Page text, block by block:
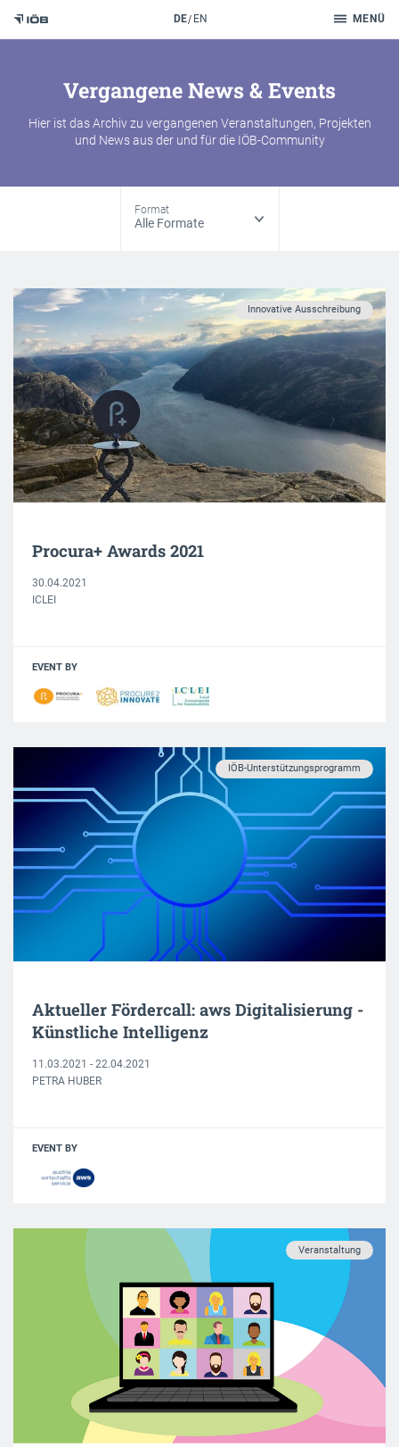
DE EN MENÜ
Vergangene News & Events
Hier ist das Archiv zu vergangenen Veranstaltungen, Projekten
und News aus der und für die IÖB-Community
Format
Innovative Ausschreibung
Procura+ Awards 2021
30.04.2021
ICLEI
EVENT BY
IÖB-Unterstützungsprogramm
Aktueller Fördercall: aws Digitalisierung -
Künstliche Intelligenz
11.03.2021 - 22.04.2021
PETRA HUBER
EVENT BY
Veranstaltung